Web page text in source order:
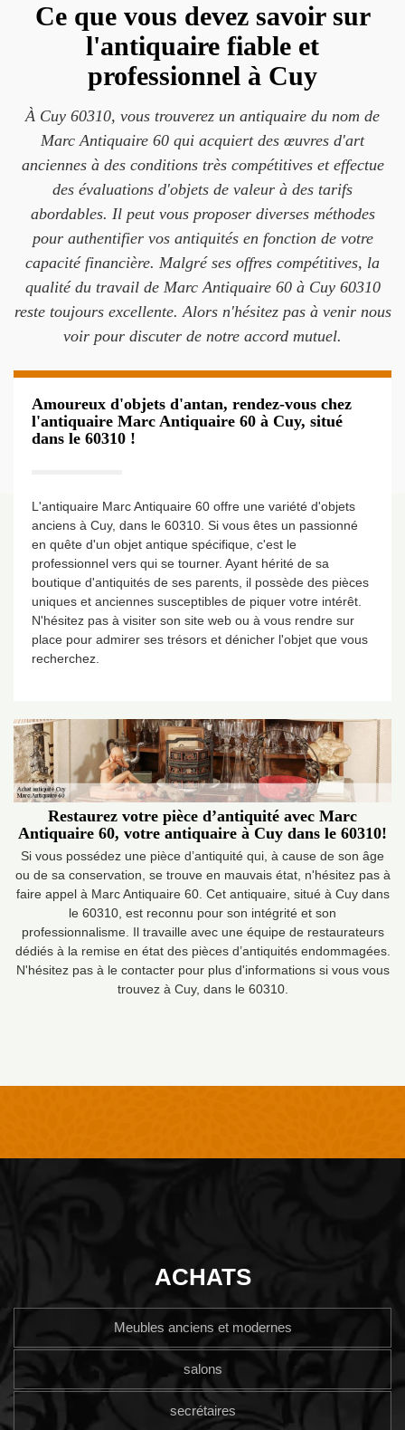
Ce que vous devez savoir sur
l'antiquaire fiable et
professionnel à Cuy
À Cuy 60310, vous trouverez un antiquaire du nom de
Marc Antiquaire 60 qui acquiert des œuvres d'art
anciennes à des conditions très compétitives et effectue
des évaluations d'objets de valeur à des tarifs
abordables. Il peut vous proposer diverses méthodes
pour authentifier vos antiquités en fonction de votre
capacité financière. Malgré ses offres compétitives, la
qualité du travail de Marc Antiquaire 60 à Cuy 60310
reste toujours excellente. Alors n'hésitez pas à venir nous
voir pour discuter de notre accord mutuel.
Amoureux d'objets d'antan, rendez-vous chez
l'antiquaire Marc Antiquaire 60 à Cuy, situé
dans le 60310 !
L'antiquaire Marc Antiquaire 60 offre une variété d'objets
anciens à Cuy, dans le 60310. Si vous êtes un passionné
en quête d'un objet antique spécifique, c'est le
professionnel vers qui se tourner. Ayant hérité de sa
boutique d'antiquités de ses parents, il possède des pièces
uniques et anciennes susceptibles de piquer votre intérêt.
N'hésitez pas à visiter son site web ou à vous rendre sur
place pour admirer ses trésors et dénicher l'objet que vous
recherchez.
Restaurez votre pièce d’antiquité avec Marc
Antiquaire 60, votre antiquaire à Cuy dans le 60310!
Si vous possédez une pièce d’antiquité qui, à cause de son âge
ou de sa conservation, se trouve en mauvais état, n'hésitez pas à
faire appel à Marc Antiquaire 60. Cet antiquaire, situé à Cuy dans
le 60310, est reconnu pour son intégrité et son
professionnalisme. Il travaille avec une équipe de restaurateurs
dédiés à la remise en état des pièces d’antiquités endommagées.
N'hésitez pas à le contacter pour plus d'informations si vous vous
trouvez à Cuy, dans le 60310.
ACHATS
Meubles anciens et modernes
salons
secrétaires